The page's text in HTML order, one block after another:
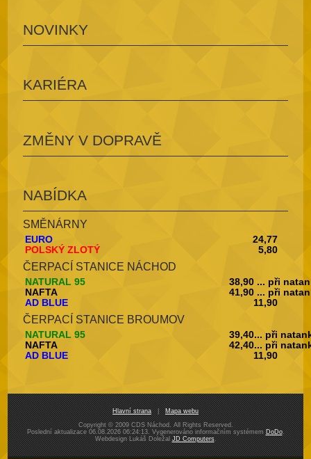
NOVINKY
KARIÉRA
ZMĚNY V DOPRAVĚ
NABÍDKA
SMĚNÁRNY
EURO
24,77
POLSKÝ ZLOTÝ
5,80
ČERPACÍ STANICE NÁCHOD
NATURAL 95
38,90 ... při
NAFTA
41,90 ... při
AD BLUE
11,90
ČERPACÍ STANICE BROUMOV
NATURAL 95
39,40... při
NAFTA
42,40... při
AD BLUE
11,90
Hlavní strana|Mapa webu
Copyright © 2009 CDS Náchod. All Rights Reserved.
Poslední aktualizace 06.08.2026 06:24:13. Vygenerováno informačním systémemDoDo.
Webdesign Lukáš DoležalJD Computers.